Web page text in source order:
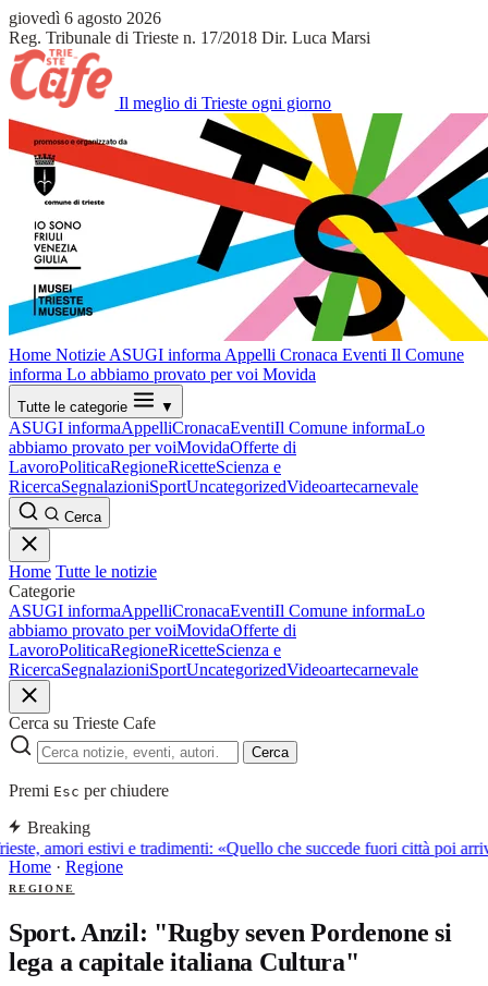
giovedì 6 agosto 2026
Reg. Tribunale di Trieste n. 17/2018 Dir. Luca Marsi
Il meglio di Trieste ogni giorno
Home Notizie ASUGI informa Appelli Cronaca Eventi Il Comune
informa Lo abbiamo provato per voi Movida
Tutte le categorie ▼
ASUGI informaAppelliCronacaEventiIl Comune informaLo
abbiamo provato per voiMovidaOfferte di
LavoroPoliticaRegioneRicetteScienza e
RicercaSegnalazioniSportUncategorizedVideoartecarnevale
Cerca
Home Tutte le notizie
Categorie
ASUGI informaAppelliCronacaEventiIl Comune informaLo
abbiamo provato per voiMovidaOfferte di
LavoroPoliticaRegioneRicetteScienza e
RicercaSegnalazioniSportUncategorizedVideoartecarnevale
Cerca su Trieste Cafe
Cerca
Premi Esc per chiudere
Breaking
amori estivi e tradimenti: «Quello che succede fuori città poi
Home · Regione
REGIONE
Sport. Anzil: "Rugby seven Pordenone si
lega a capitale italiana Cultura"